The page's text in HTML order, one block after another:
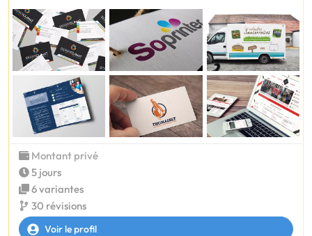
Montant privé
5 jours
6 variantes
30 révisions
Voir le profil